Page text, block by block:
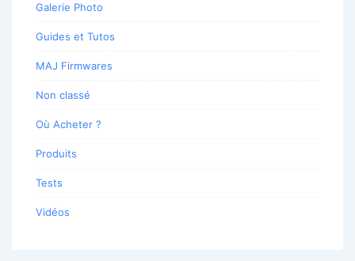
Galerie Photo
Guides et Tutos
MAJ Firmwares
Non classé
Où Acheter ?
Produits
Tests
Vidéos